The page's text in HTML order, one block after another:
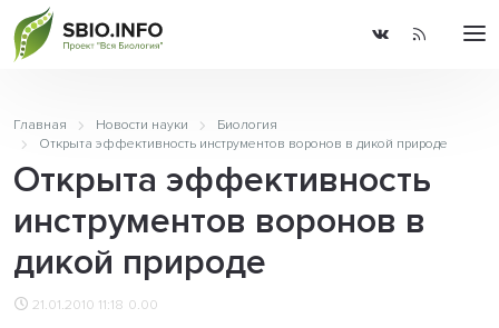
Главная Новости науки
Биология
Открыта эффективность инструментов воронов в дикой природе
Открыта эффективность
инструментов воронов в
дикой природе
21.01.2010 11:18 0.00